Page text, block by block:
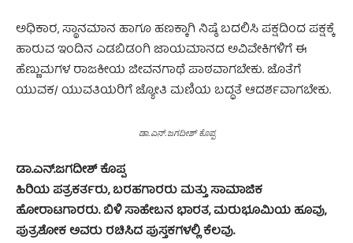
ಅಧಿಕಾರ, ಸ್ಥಾನಮಾನ ಹಾಗೂ ಹಣಕ್ಕಾಗಿ ನಿಷ್ಠೆ ಬದಲಿಸಿ ಪಕ್ಷದಿಂದ ಪಕ್ಷಕ್ಕೆ
ಹಾರುವ ಇಂದಿನ ಎಡಬಿಡಂಗಿ ಜಾಯಮಾನದ ಅವಿವೇಕಿಗಳಿಗೆ ಈ
ಹೆಣ್ಣುಮಗಳ ರಾಜಕೀಯ ಜೀವನಗಾಥೆ ಪಾಠವಾಗಬೇಕು. ಜೊತೆಗೆ
ಯುವಕ/ ಯುವತಿಯರಿಗೆ ಜ್ಯೋತಿ ಮಣಿಯ ಬದ್ಧತೆ ಆದರ್ಶವಾಗಬೇಕು.
ಡಾ.ಎನ್.ಜಗದೀಶ್ ಕೊಪ್ಪ
ಡಾ.ಎನ್.ಜಗದೀಶ್ ಕೊಪ್ಪ
ಹಿರಿಯ ಪತ್ರಕರ್ತರು, ಬರಹಗಾರರು ಮತ್ತು ಸಾಮಾಜಿಕ
ಹೋರಾಟಗಾರರು. ಬಿಳಿ ಸಾಹೇಬನ ಭಾರತ, ಮರುಭೂಮಿಯ ಹೂವು,
ಪುತ್ರಶೋಕ ಅವರು ರಚಿಸಿದ ಪುಸ್ತಕಗಳಲ್ಲಿ ಕೆಲವು.